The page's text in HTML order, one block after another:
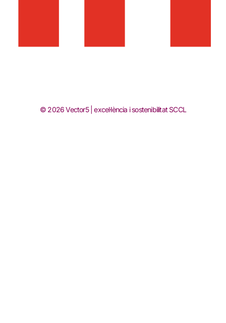
© 2026 Vector5 | excel·lència i sostenibilitat SCCL